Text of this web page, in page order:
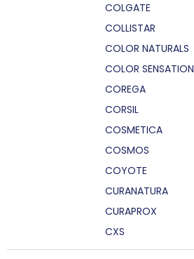
COLGATE
COLLISTAR
COLOR NATURALS
COLOR SENSATION
COREGA
CORSIL
COSMETICA
COSMOS
COYOTE
CURANATURA
CURAPROX
CXS